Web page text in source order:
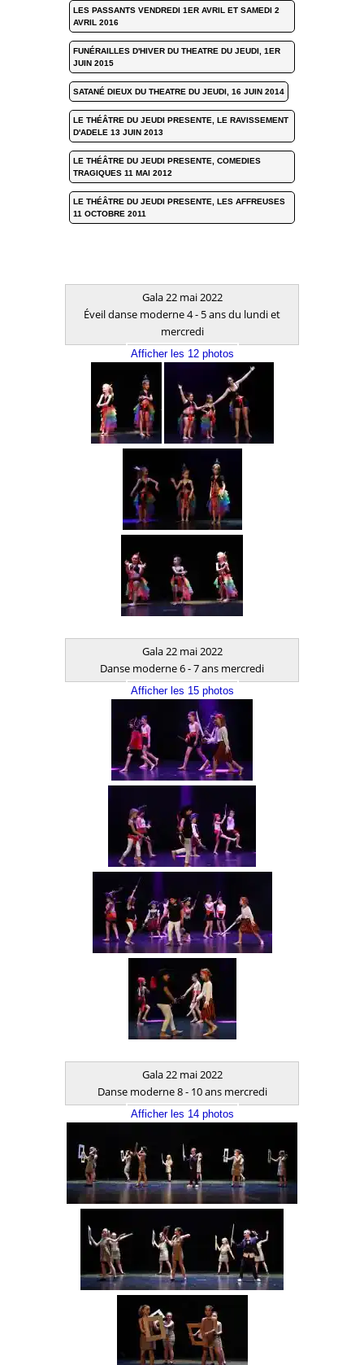
LES PASSANTS VENDREDI 1ER AVRIL ET SAMEDI 2
AVRIL 2016
FUNÉRAILLES D'HIVER DU THEATRE DU JEUDI, 1ER
JUIN 2015
SATANÉ DIEUX DU THEATRE DU JEUDI, 16 JUIN 2014
LE THÉÂTRE DU JEUDI PRESENTE, LE RAVISSEMENT
D'ADELE 13 JUIN 2013
LE THÉÂTRE DU JEUDI PRESENTE, COMEDIES
TRAGIQUES 11 MAI 2012
LE THÉÂTRE DU JEUDI PRESENTE, LES AFFREUSES
11 OCTOBRE 2011
Gala 22 mai 2022
Éveil danse moderne 4 - 5 ans du lundi et
mercredi
Afficher les 12 photos
Gala 22 mai 2022
Danse moderne 6 - 7 ans mercredi
Afficher les 15 photos
Gala 22 mai 2022
Danse moderne 8 - 10 ans mercredi
Afficher les 14 photos